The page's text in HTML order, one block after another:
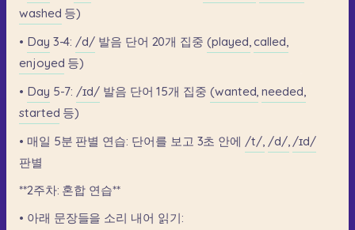
washed 등)
• Day 3-4: /d/ 발음 단어 20개 집중 (played, called,
enjoyed 등)
• Day 5-7: /ɪd/ 발음 단어 15개 집중 (wanted, needed,
started 등)
• 매일 5분 판별 연습: 단어를 보고 3초 안에 /t/, /d/, /ɪd/
판별
**2주차: 혼합 연습**
• 아래 문장들을 소리 내어 읽기: